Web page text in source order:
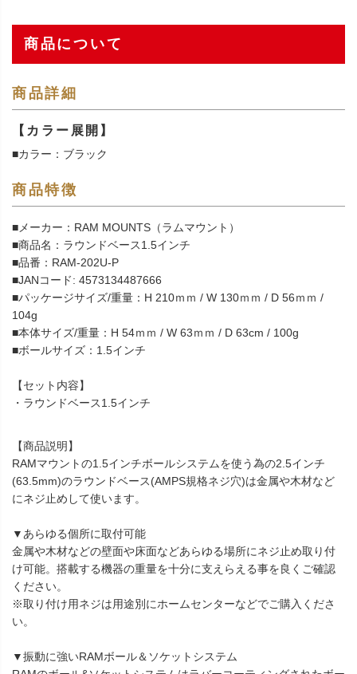
商品について
商品詳細
【カラー展開】
■カラー：ブラック
商品特徴
■メーカー：RAM MOUNTS（ラムマウント）
■商品名：ラウンドベース1.5インチ
■品番：RAM-202U-P
■JANコード: 4573134487666
■パッケージサイズ/重量：H 210ｍｍ / W 130ｍｍ / D 56ｍｍ /
104g
■本体サイズ/重量：H 54ｍｍ / W 63ｍｍ / D 63cm / 100g
■ボールサイズ：1.5インチ
【セット内容】
・ラウンドベース1.5インチ
【商品説明】
RAMマウントの1.5インチボールシステムを使う為の2.5インチ
(63.5mm)のラウンドベース(AMPS規格ネジ穴)は金属や木材など
にネジ止めして使います。
▼あらゆる個所に取付可能
金属や木材などの壁面や床面などあらゆる場所にネジ止め取り付
け可能。搭載する機器の重量を十分に支えらえる事を良くご確認
ください。
※取り付け用ネジは用途別にホームセンターなどでご購入くださ
い。
▼振動に強いRAMボール＆ソケットシステム